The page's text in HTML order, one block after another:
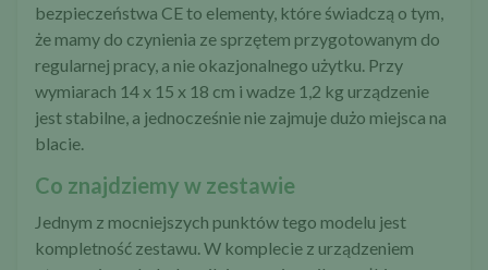
bezpieczeństwa CE to elementy, które świadczą o tym,
że mamy do czynienia ze sprzętem przygotowanym do
regularnej pracy, a nie okazjonalnego użytku. Przy
wymiarach 14 x 15 x 18 cm i wadze 1,2 kg urządzenie
jest stabilne, a jednocześnie nie zajmuje dużo miejsca na
blacie.
Co znajdziemy w zestawie
Jednym z mocniejszych punktów tego modelu jest
kompletność zestawu. W komplecie z urządzeniem